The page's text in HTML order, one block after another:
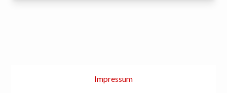
Impressum